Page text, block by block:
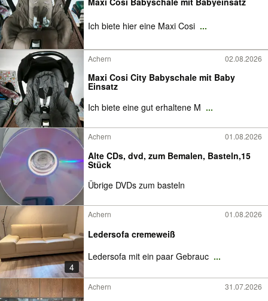
Ich biete hier eine Maxi Cosi ...
Achern 02.08.2026
Maxi Cosi City Babyschale mit Baby
Einsatz
Ich biete eine gut erhaltene M ...
Achern 01.08.2026
Alte CDs, dvd, zum Bemalen, Basteln,15
Stück
Übrige DVDs zum basteln
4
Achern 01.08.2026
Ledersofa cremeweiß
Ledersofa mit ein paar Gebrauc ...
Achern 31.07.2026